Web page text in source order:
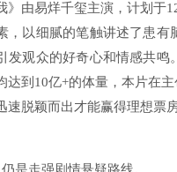
》由易烊千玺主演，计划
，以细腻的笔触讲述了患
发观众的好奇心和情感共
达到10亿+的体量，本片在
速脱颖而出才能赢得理想票房